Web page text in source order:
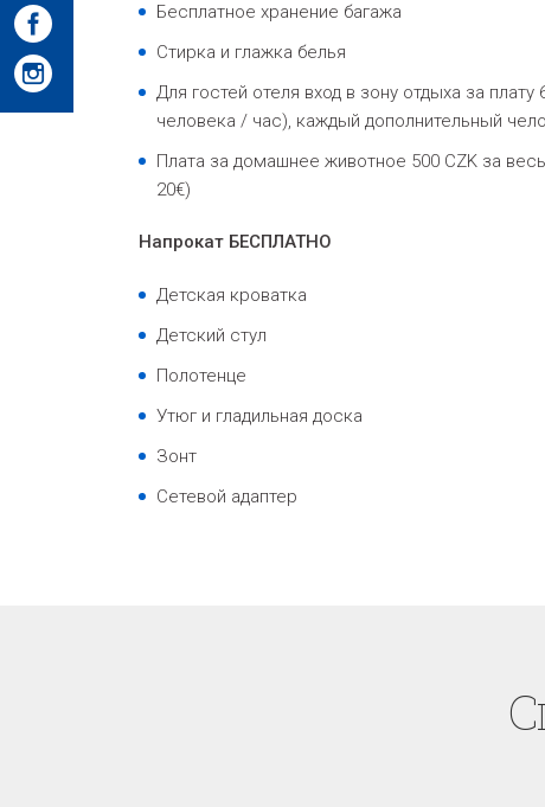
Бесплатное хранение багажа
Стирка и глажка белья
Для гостей отеля вход в зону отдыха за плату
человека / час), каждый дополнительный
Плата за домашнее животное 500 CZK за
20€)
Напрокат БЕСПЛАТНО
Детская кроватка
Детский стул
Полотенце
Утюг и гладильная доска
Зонт
Сетевой адаптер